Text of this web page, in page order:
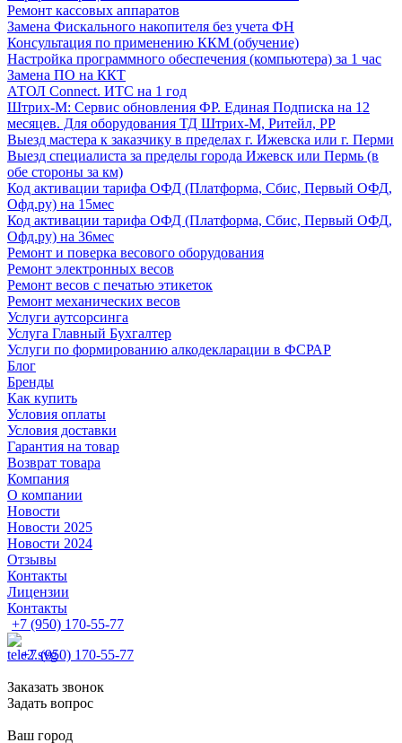
Ремонт кассовых аппаратов
Замена Фискального накопителя без учета ФН
Консультация по применению ККМ (обучение)
Настройка программного обеспечения (компьютера) за 1 час
Замена ПО на ККТ
АТОЛ Connect. ИТС на 1 год
Штрих-М: Сервис обновления ФР. Единая Подписка на 12
месяцев. Для оборудования ТД Штрих-М, Ритейл, РР
Выезд мастера к заказчику в пределах г. Ижевска или г. Перми
Выезд специалиста за пределы города Ижевск или Пермь (в
обе стороны за км)
Код активации тарифа ОФД (Платформа, Сбис, Первый ОФД,
Офд.ру) на 15мес
Код активации тарифа ОФД (Платформа, Сбис, Первый ОФД,
Офд.ру) на 36мес
Ремонт и поверка весового оборудования
Ремонт электронных весов
Ремонт весов с печатью этикеток
Ремонт механических весов
Услуги аутсорсинга
Услуга Главный Бухгалтер
Услуги по формированию алкодекларации в ФСРАР
Блог
Бренды
Как купить
Условия оплаты
Условия доставки
Гарантия на товар
Возврат товара
Компания
О компании
Новости
Новости 2025
Новости 2024
Отзывы
Контакты
Лицензии
Контакты
+7 (950) 170-55-77
+7 (950) 170-55-77
Заказать звонок
Задать вопрос
Ваш город